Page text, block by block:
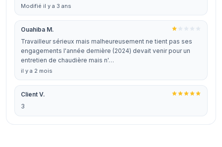
Modifié il y a 3 ans
Ouahiba M.
Travailleur sérieux mais malheureusement ne tient pas ses
engagements l'année dernière (2024) devait venir pour un
entretien de chaudière mais n'…
il y a 2 mois
Client V.
3